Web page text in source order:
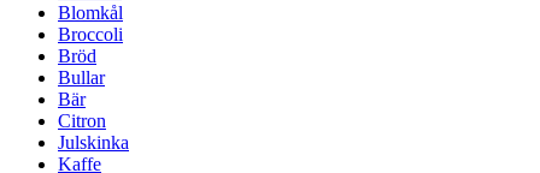
Blomkål
Broccoli
Bröd
Bullar
Bär
Citron
Julskinka
Kaffe